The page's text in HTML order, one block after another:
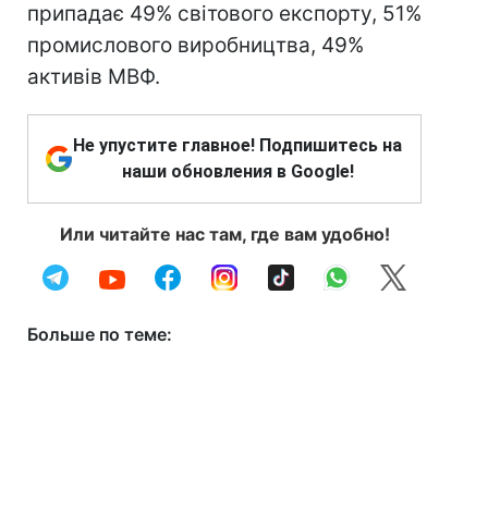
припадає 49% світового експорту, 51%
промислового виробництва, 49%
активів МВФ.
Не упустите главное! Подпишитесь на
наши обновления в Google!
Или читайте нас там, где вам удобно!
Больше по теме: